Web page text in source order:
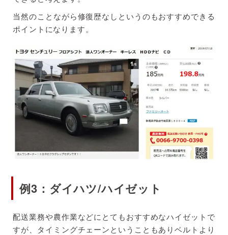
当然のことながら修復歴なしというのもおすすめできる
ポイントになります。
例3：ダイハツ/ハイゼット
配送業務や農作業などにとてもおすすめなハイゼットで
すが、タイミングチェーンということもありベルトより